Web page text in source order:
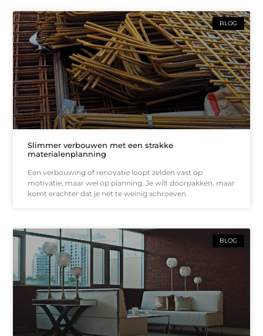
BLOG
Slimmer verbouwen met een strakke
materialenplanning
Een verbouwing of renovatie loopt zelden vast op
motivatie, maar wel op planning. Je wilt doorpakken, maar
komt erachter dat je net te weinig schroeven
BLOG